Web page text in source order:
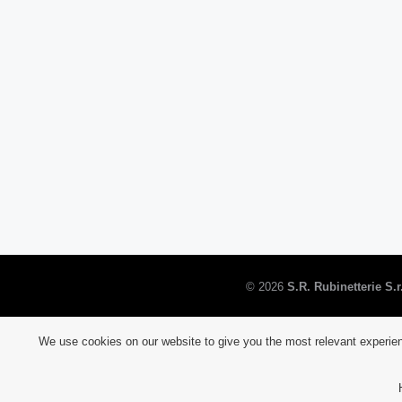
© 2026 S.R. Rubinetterie
We use cookies on our website to give you the most relevant